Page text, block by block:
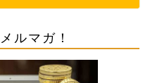
ルマガ！